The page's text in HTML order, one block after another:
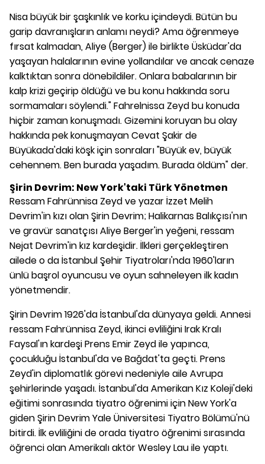
Nisa büyük bir şaşkınlık ve korku içindeydi. Bütün bu
garip davranışların anlamı neydi? Ama öğrenmeye
fırsat kalmadan, Aliye (Berger) ile birlikte Üsküdar'da
yaşayan halalarının evine yollandılar ve ancak cenaze
kalktıktan sonra dönebildiler. Onlara babalarının bir
kalp krizi geçirip öldüğü ve bu konu hakkında soru
sormamaları söylendi." Fahrelnissa Zeyd bu konuda
hiçbir zaman konuşmadı. Gizemini koruyan bu olay
hakkında pek konuşmayan Cevat Şakir de
Büyükada'daki köşk için sonraları "Büyük ev, büyük
cehennem. Ben burada yaşadım. Burada öldüm" der.
Şirin Devrim: New York'taki Türk Yönetmen
Ressam Fahrünnisa Zeyd ve yazar İzzet Melih
Devrim'in kızı olan Şirin Devrim; Halikarnas Balıkçısı'nın
ve gravür sanatçısı Aliye Berger'in yeğeni, ressam
Nejat Devrim'in kız kardeşidir. İlkleri gerçekleştiren
ailede o da İstanbul Şehir Tiyatroları'nda 1960'ların
ünlü başrol oyuncusu ve oyun sahneleyen ilk kadın
yönetmendir.
Şirin Devrim 1926'da İstanbul'da dünyaya geldi. Annesi
ressam Fahrünnisa Zeyd, ikinci evliliğini Irak Kralı
Faysal'ın kardeşi Prens Emir Zeyd ile yapınca,
çocukluğu İstanbul'da ve Bağdat'ta geçti. Prens
Zeyd'in diplomatlık görevi nedeniyle aile Avrupa
şehirlerinde yaşadı. İstanbul'da Amerikan Kız Koleji'deki
eğitimi sonrasında tiyatro öğrenimi için New York'a
giden Şirin Devrim Yale Üniversitesi Tiyatro Bölümü'nü
bitirdi. İlk evliliğini de orada tiyatro öğrenimi sırasında
öğrenci olan Amerikalı aktör Wesley Lau ile yaptı.